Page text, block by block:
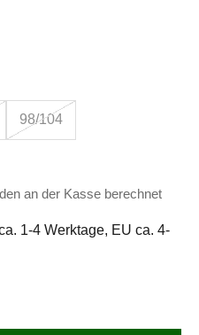
98/104
an der Kasse berechnet
1-4 Werktage, EU ca. 4-